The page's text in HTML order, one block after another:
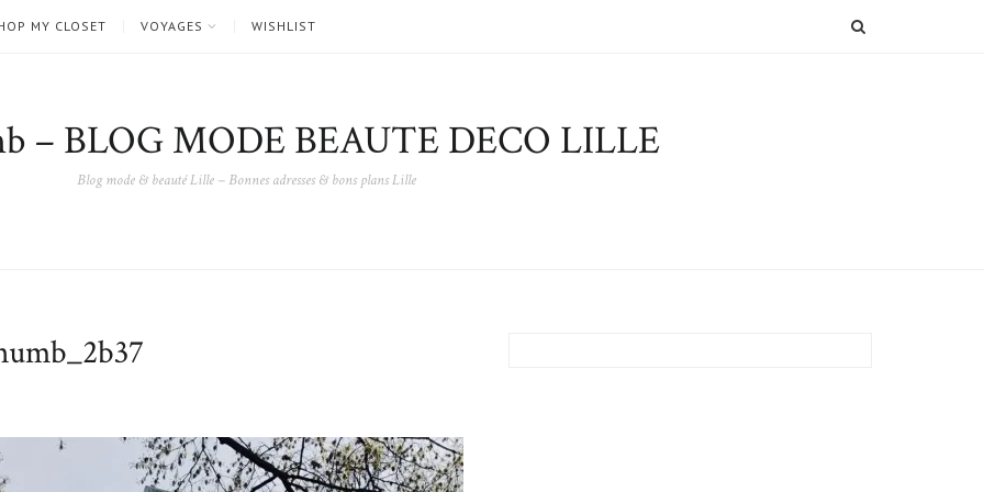
MY CLOSET VOYAGES WISHLIST
– BLOG MODE BEAUTE DECO LILLE
Blog mode & beauté Lille – Bonnes adresses & bons plans Lille